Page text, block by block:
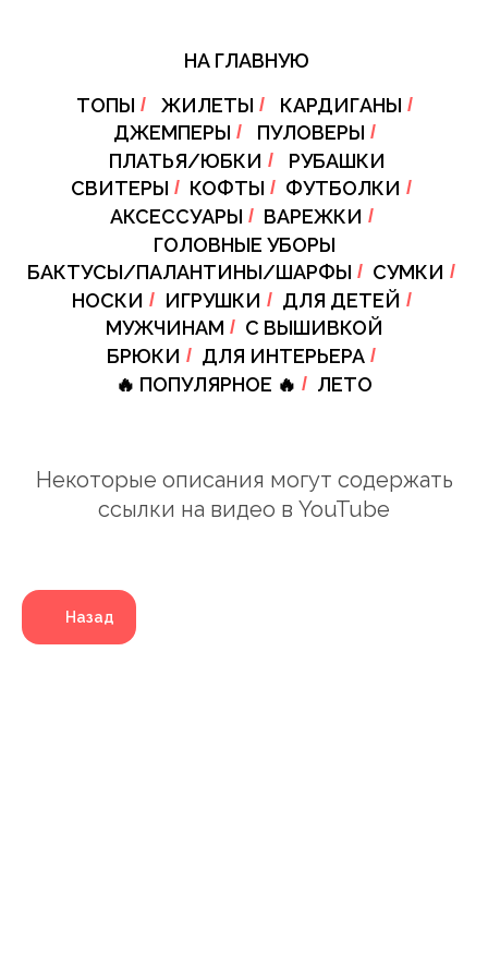
НА ГЛАВНУЮ
ТОПЫ / ЖИЛЕТЫ / КАРДИГАНЫ /
ДЖЕМПЕРЫ / ПУЛОВЕРЫ /
ПЛАТЬЯ/ЮБКИ /
РУБАШКИ
СВИТЕРЫ / КОФТЫ / ФУТБОЛКИ /
АКСЕССУАРЫ / ВАРЕЖКИ /
ГОЛОВНЫЕ УБОРЫ
БАКТУСЫ/ПАЛАНТИНЫ/ШАРФЫ / СУМКИ /
НОСКИ / ИГРУШКИ / ДЛЯ ДЕТЕЙ /
МУЖЧИНАМ / С ВЫШИВКОЙ
БРЮКИ / ДЛЯ ИНТЕРЬЕРА /
🔥 ПОПУЛЯРНОЕ 🔥 / ЛЕТО
Некоторые описания могут содержать
ссылки на видео в YouTube
Назад